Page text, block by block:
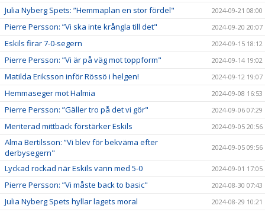
Julia Nyberg Spets: ”Hemmaplan en stor fördel" 2024-09-21 08:00
Pierre Persson: ”Vi ska inte krångla till det" 2024-09-20 20:07
Eskils firar 7-0-segern 2024-09-15 18:12
Pierre Persson: ”Vi är på väg mot toppform" 2024-09-14 19:02
Matilda Eriksson inför Rössö i helgen! 2024-09-12 19:07
Hemmaseger mot Halmia 2024-09-08 16:53
Pierre Persson: ”Gäller tro på det vi gör" 2024-09-06 07:29
Meriterad mittback förstärker Eskils 2024-09-05 20:56
Alma Bertilsson: ”Vi blev för bekväma efter
derbysegern"
2024-09-05 09:56
Lyckad rockad när Eskils vann med 5-0 2024-09-01 17:05
Pierre Persson: ”Vi måste back to basic" 2024-08-30 07:43
Julia Nyberg Spets hyllar lagets moral 2024-08-29 10:21